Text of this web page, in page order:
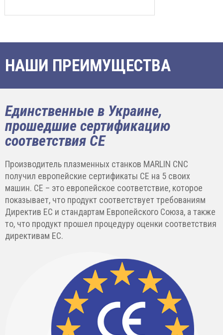
НАШИ ПРЕИМУЩЕСТВА
Единственные в Украине,
прошедшие сертификацию
соответствия CE
Производитель плазменных станков MARLIN CNC
получил европейские сертификаты CE на 5 своих
машин. CE – это европейское соответствие, которое
показывает, что продукт соответствует требованиям
Директив ЕС и стандартам Европейского Союза, а также
то, что продукт прошел процедуру оценки соответствия
директивам ЕС.